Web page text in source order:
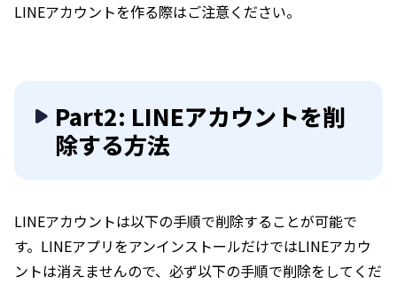
LINEアカウントを作る際はご注意ください。
Part2: LINEアカウントを削
除する方法
LINEアカウントは以下の手順で削除することが可能で
す。LINEアプリをアンインストールだけではLINEアカウ
ントは消えませんので、必ず以下の手順で削除をしてくだ